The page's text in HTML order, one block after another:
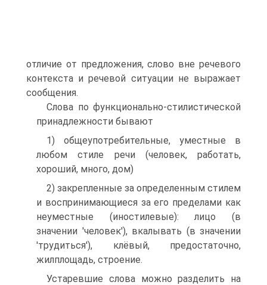
отличие от предложения, слово вне речевого
контекста и речевой ситуации не выражает
сообщения.
Слова по функционально-стилистической
принадлежности бывают
1) общеупотребительные, уместные в
любом стиле речи (человек, работать,
хороший, много, дом)
2) закрепленные за определенным стилем
и воспринимающиеся за его пределами как
неуместные (иностилевые): лицо (в
значении 'человек'), вкалывать (в значении
'трудиться'), клёвый, предостаточно,
жилплощадь, строение.
Устаревшие слова можно разделить на